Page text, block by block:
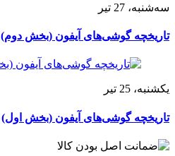
سه‌شنبه، 27 تیر
تاریخچه گوشی‌های آیفون (بخش دوم)
یکشنبه، 25 تیر
تاریخچه گوشی‌های آیفون (بخش اول)